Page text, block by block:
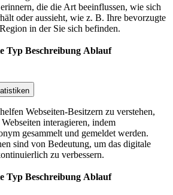
die die Art beeinflussen, wie sich
oder aussieht, wie z. B. Ihre bevorzugte
in der Sie sich befinden.
Typ Beschreibung Ablauf
Webseiten-Besitzern zu verstehen,
interagieren, indem
gesammelt und gemeldet werden.
sind von Bedeutung, um das digitale
zu verbessern.
Typ Beschreibung Ablauf